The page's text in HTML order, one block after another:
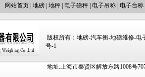
网站首页 地磅 地秤 电子磅秤 电子吊称 电子台称
版权所有：地磅-汽车衡-地磅维修-电
号-1
地址:上海市奉贤区解放东路1008号